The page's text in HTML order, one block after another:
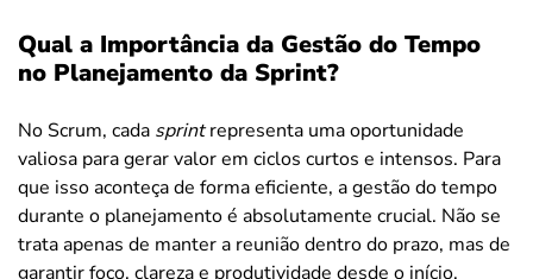
Qual a Importância da Gestão do Tempo
no Planejamento da Sprint?
No Scrum, cada sprintrepresenta uma oportunidade
valiosa para gerar valor em ciclos curtos e intensos. Para
que isso aconteça de forma eficiente, a gestão do tempo
durante o planejamento é absolutamente crucial. Não se
trata apenas de manter a reunião dentro do prazo, mas de
garantir foco, clareza e produtividade desde o início.